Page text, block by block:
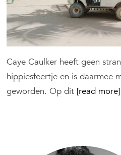
Caye Caulker heeft geen
hippiesfeertje en is daarmee
geworden. Op dit [read more]